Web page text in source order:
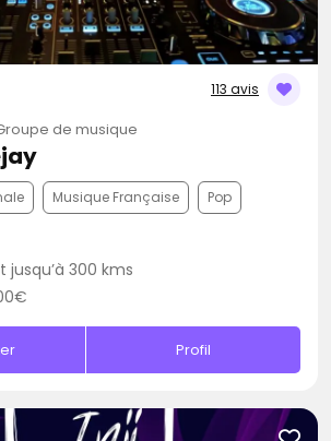
113 avis
de musique
Musique Française Pop
300 kms
Profil